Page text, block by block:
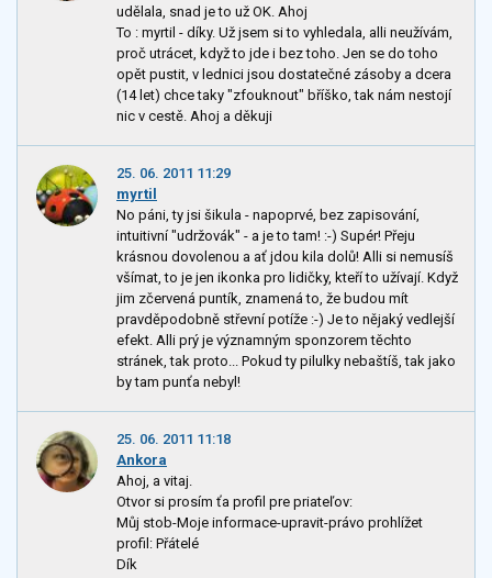
udělala, snad je to už OK. Ahoj
To : myrtil - díky. Už jsem si to vyhledala, alli neužívám,
proč utrácet, když to jde i bez toho. Jen se do toho
opět pustit, v lednici jsou dostatečné zásoby a dcera
(14 let) chce taky "zfouknout" bříško, tak nám nestojí
nic v cestě. Ahoj a děkuji
25. 06. 2011 11:29
myrtil
No páni, ty jsi šikula - napoprvé, bez zapisování,
intuitivní "udržovák" - a je to tam! :-) Supér! Přeju
krásnou dovolenou a ať jdou kila dolů! Alli si nemusíš
všímat, to je jen ikonka pro lidičky, kteří to užívají. Když
jim zčervená puntík, znamená to, že budou mít
pravděpodobně střevní potíže :-) Je to nějaký vedlejší
efekt. Alli prý je významným sponzorem těchto
stránek, tak proto... Pokud ty pilulky nebaštíš, tak jako
by tam punťa nebyl!
25. 06. 2011 11:18
Ankora
Ahoj, a vitaj.
Otvor si prosím ťa profil pre priateľov:
Můj stob-Moje informace-upravit-právo prohlížet
profil: Přátelé
Dík